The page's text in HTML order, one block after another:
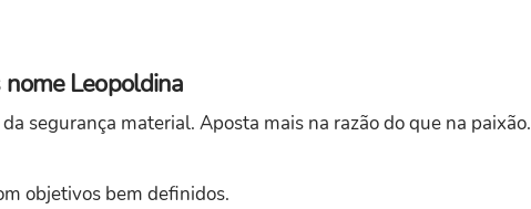
Leopoldina
segurança material. Aposta mais na razão do que na paixão.
objetivos bem definidos.